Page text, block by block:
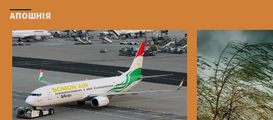
АПОШНІЯ